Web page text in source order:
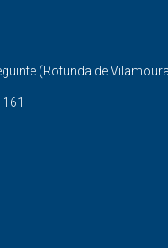
(Rotunda de